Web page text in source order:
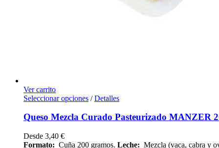
Ver carrito
Seleccionar opciones / Detalles
Queso Mezcla Curado Pasteurizado MANZER
Desde 3,40 €
Formato: Cuña 200 gramos. Leche: Mezcla (vaca, cabra y